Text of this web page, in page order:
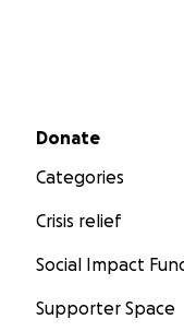
Secondary menu
Donate
Categories
Crisis relief
Social Impact
Supporter Space